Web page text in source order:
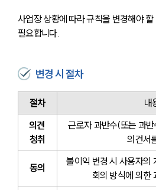
사업장 상황에 따라 규칙을 변경해야
필요합니다.
변경 시 절차
절차
내
의견
청취
근로자 과반수(또는 과
의견서
동의
불이익 변경 시 사용자의
회의 방식에 의한